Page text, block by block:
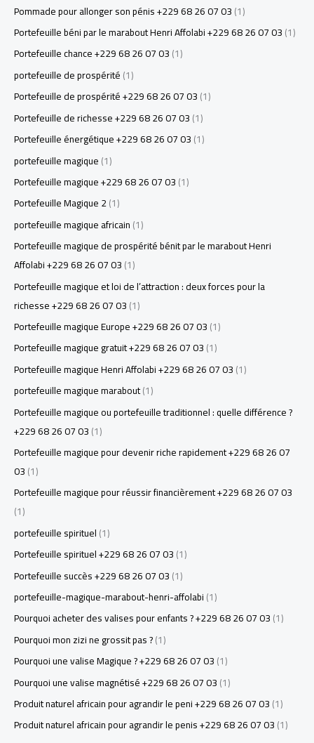
Pommade pour allonger son pénis +229 68 26 07 03(1)
Portefeuille béni par le marabout Henri Affolabi +229 68 26 07 03(1)
Portefeuille chance +229 68 26 07 03(1)
portefeuille de prospérité(1)
Portefeuille de prospérité +229 68 26 07 03(1)
Portefeuille de richesse +229 68 26 07 03(1)
Portefeuille énergétique +229 68 26 07 03(1)
portefeuille magique(1)
Portefeuille magique +229 68 26 07 03(1)
Portefeuille Magique 2(1)
portefeuille magique africain(1)
Portefeuille magique de prospérité bénit par le marabout Henri
Affolabi +229 68 26 07 03(1)
Portefeuille magique et loi de l’attraction : deux forces pour la
richesse +229 68 26 07 03(1)
Portefeuille magique Europe +229 68 26 07 03(1)
Portefeuille magique gratuit +229 68 26 07 03(1)
Portefeuille magique Henri Affolabi +229 68 26 07 03(1)
portefeuille magique marabout(1)
Portefeuille magique ou portefeuille traditionnel : quelle différence ?
+229 68 26 07 03(1)
Portefeuille magique pour devenir riche rapidement +229 68 26 07
03(1)
Portefeuille magique pour réussir financièrement +229 68 26 07 03
(1)
portefeuille spirituel(1)
Portefeuille spirituel +229 68 26 07 03(1)
Portefeuille succès +229 68 26 07 03(1)
portefeuille-magique-marabout-henri-affolabi(1)
Pourquoi acheter des valises pour enfants ? +229 68 26 07 03(1)
Pourquoi mon zizi ne grossit pas ?(1)
Pourquoi une valise Magique ? +229 68 26 07 03(1)
Pourquoi une valise magnétisé +229 68 26 07 03(1)
Produit naturel africain pour agrandir le peni +229 68 26 07 03(1)
Produit naturel africain pour agrandir le penis +229 68 26 07 03(1)